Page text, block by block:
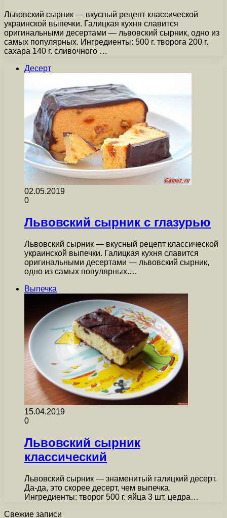
Львовский сырник — вкусный рецепт классической
украинской выпечки. Галицкая кухня славится
оригинальными десертами — львовский сырник, одно из
самых популярных. Ингредиенты: 500 г. творога 200 г.
сахара 140 г. сливочного …
Десерт
02.05.2019
0
Львовский сырник с глазурью
Львовский сырник — вкусный рецепт классической
украинской выпечки. Галицкая кухня славится
оригинальными десертами — львовский сырник,
одно из самых популярных.…
Выпечка
15.04.2019
0
Львовский сырник
классический
Львовский сырник — знаменитый галицкий десерт.
Да-да, это скорее десерт, чем выпечка.
Ингредиенты: творог 500 г. яйца 3 шт. цедра…
Свежие записи